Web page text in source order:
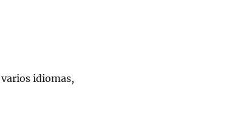
idiomas,